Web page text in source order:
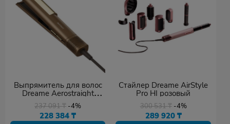
Выпрямитель для волос
Dreame Aerostraight
золотистый
237 091₸ -4%
228 384₸
Стайлер Dreame AirStyle
Pro HI розовый
300 531₸ -4%
289 920 ₸